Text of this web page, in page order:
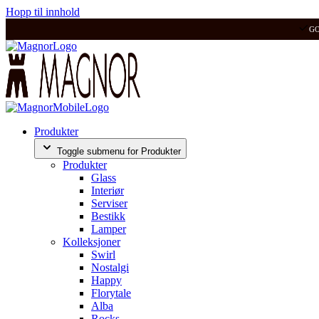
Hopp til innhold
Produkter
Toggle submenu for Produkter
Produkter
Glass
Interiør
Serviser
Bestikk
Lamper
Kolleksjoner
Swirl
Nostalgi
Happy
Florytale
Alba